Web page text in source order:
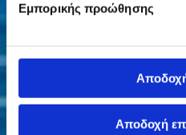
Εμπορικής προώθησης
Αποδοχή
Ηλεκτρολογικές
Έκδοση Νέων